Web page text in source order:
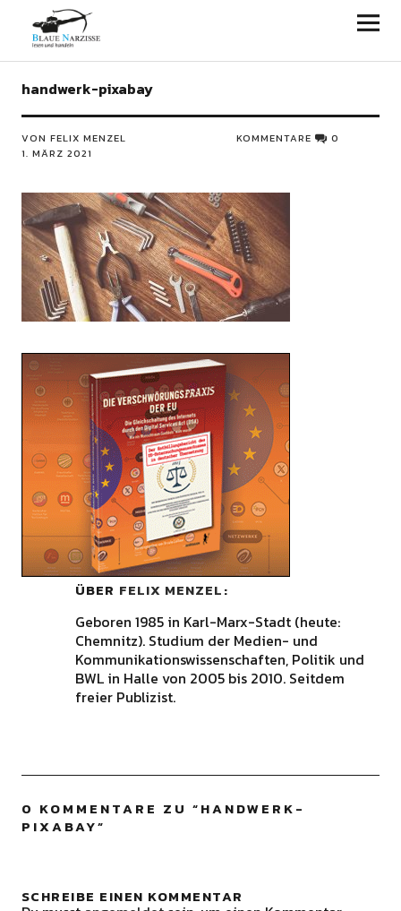
Blaue Narzisse
handwerk-pixabay
VON FELIX MENZEL
1. MÄRZ 2021
KOMMENTARE 0
ÜBER FELIX MENZEL
Geboren 1985 in Karl-Marx-Stadt (heute:
Chemnitz). Studium der Medien- und
Kommunikationswissenschaften, Politik und
BWL in Halle von 2005 bis 2010. Seitdem
freier Publizist.
0 KOMMENTARE ZU “HANDWERK-
PIXABAY”
SCHREIBE EINEN KOMMENTAR